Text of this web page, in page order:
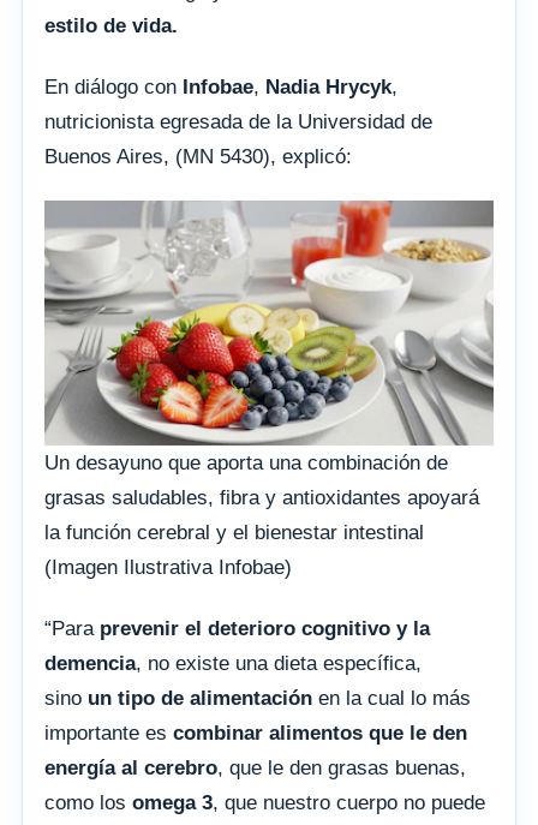
estilo de vida.
En diálogo con Infobae, Nadia Hrycyk,
nutricionista egresada de la Universidad de
Buenos Aires, (MN 5430), explicó:
Un desayuno que aporta una combinación de
grasas saludables, fibra y antioxidantes apoyará
la función cerebral y el bienestar intestinal
(Imagen Ilustrativa Infobae)
“Para prevenir el deterioro cognitivo y la
demencia, no existe una dieta específica,
sino un tipo de alimentación en la cual lo más
importante es combinar alimentos que le den
energía al cerebro, que le den grasas buenas,
como los omega 3, que nuestro cuerpo no puede